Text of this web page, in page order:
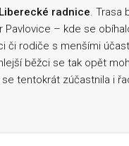
radnice. Trasa
– kde se
či rodiče s menšími
běžci se tak opět
tentokrát zúčastnila i